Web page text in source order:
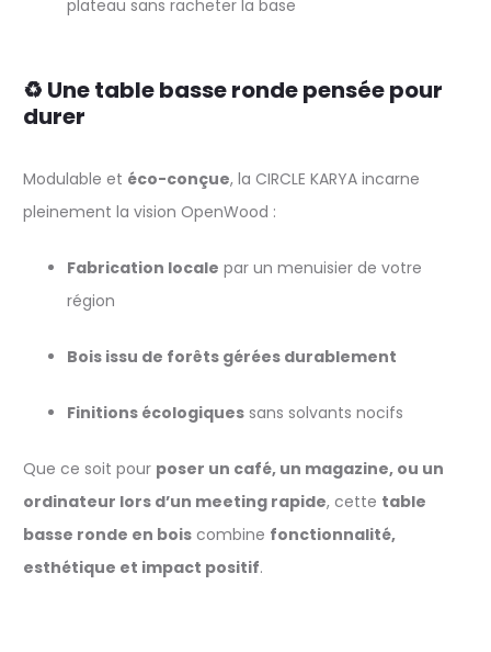
plateau sans racheter la base
♻️ Une table basse ronde pensée pour
durer
Modulable et éco-conçue, la CIRCLE KARYA incarne
pleinement la vision OpenWood :
Fabrication locale par un menuisier de votre
région
Bois issu de forêts gérées durablement
Finitions écologiques sans solvants nocifs
Que ce soit pour poser un café, un magazine, ou un
ordinateur lors d’un meeting rapide, cette table
basse ronde en bois combine fonctionnalité,
esthétique et impact positif.